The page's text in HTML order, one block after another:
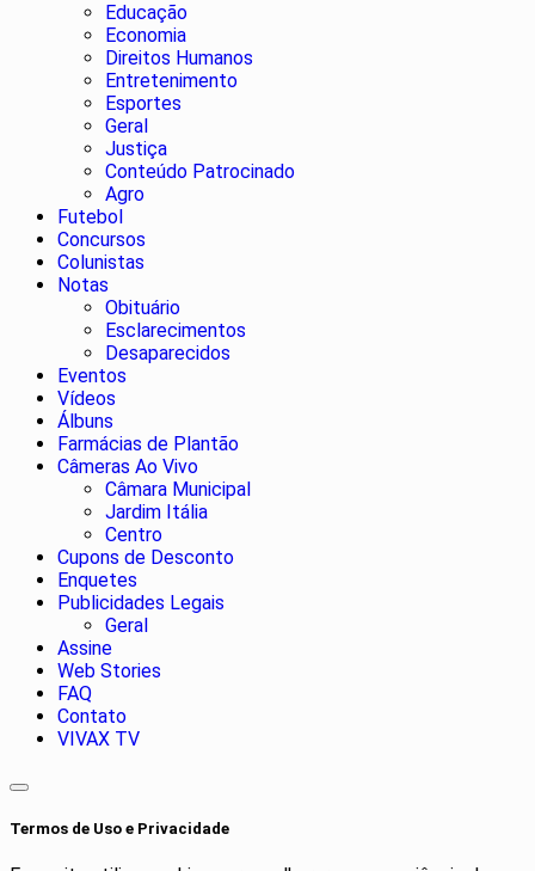
Educação
Economia
Direitos Humanos
Entretenimento
Esportes
Geral
Justiça
Conteúdo Patrocinado
Agro
Futebol
Concursos
Colunistas
Notas
Obituário
Esclarecimentos
Desaparecidos
Eventos
Vídeos
Álbuns
Farmácias de Plantão
Câmeras Ao Vivo
Câmara Municipal
Jardim Itália
Centro
Cupons de Desconto
Enquetes
Publicidades Legais
Geral
Assine
Web Stories
FAQ
Contato
VIVAX TV
Termos de Uso e Privacidade